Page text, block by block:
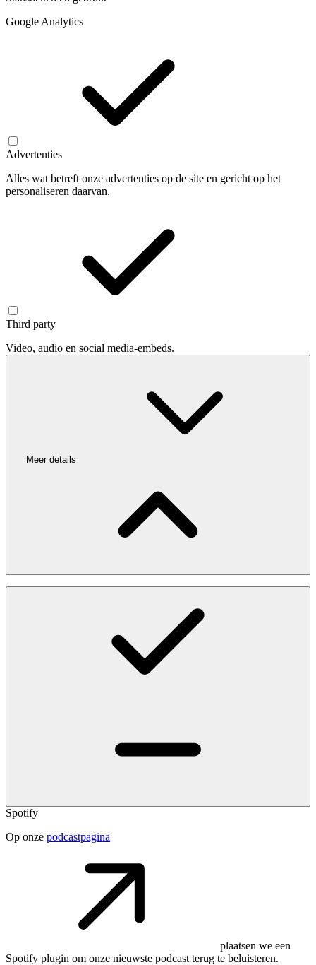
Google Analytics
Advertenties
Alles wat betreft onze advertenties op de site en gericht op het
personaliseren daarvan.
Third party
Video, audio en social media-embeds.
Meer details
Spotify
Op onze podcastpagina
plaatsen we een
Spotify plugin om onze nieuwste podcast terug te beluisteren.